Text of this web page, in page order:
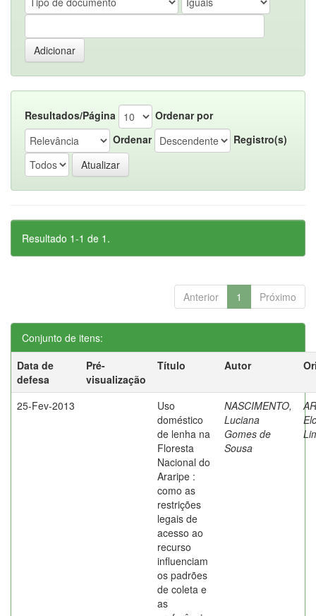
Resultados/Página
Ordenar por
Ordenar
Registro(s)
Resultado 1-1 de 1.
Anterior 1 Próximo
Conjunto de itens:
Data de
defesa
Pré-
visualização
Título Autor
25-Fev-2013
Uso
doméstico
de lenha na
Floresta
Nacional do
Araripe :
como as
restrições
legais de
acesso ao
recurso
influenciam
os padrões
de coleta e
as
NASCIMENTO,
Luciana
Gomes de
Sousa